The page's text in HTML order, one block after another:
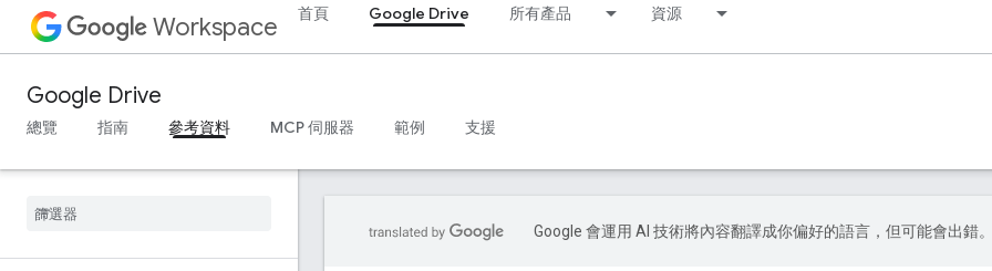
Workspace 首頁 Google Drive 所有產品 資源
Google Drive
總覽 指南 參考資料 MCP 伺服器 範例 支援
Google 會運用 AI 技術將內容翻譯成你偏好的語言，但可能會出錯